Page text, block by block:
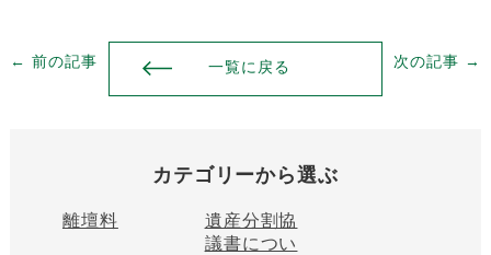
← 前の記事 一覧に戻る 次の記事 →
カテゴリーから選ぶ
離壇料
遺産分割協
議書につい